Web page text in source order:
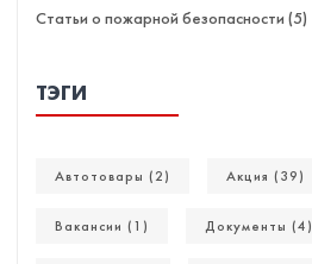
Статьи о пожарной безопасности (5)
ТЭГИ
Автотовары (2) Акция (39)
Вакансии (1) Документы (4)